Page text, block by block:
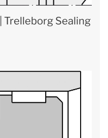
Trelleborg Sealing